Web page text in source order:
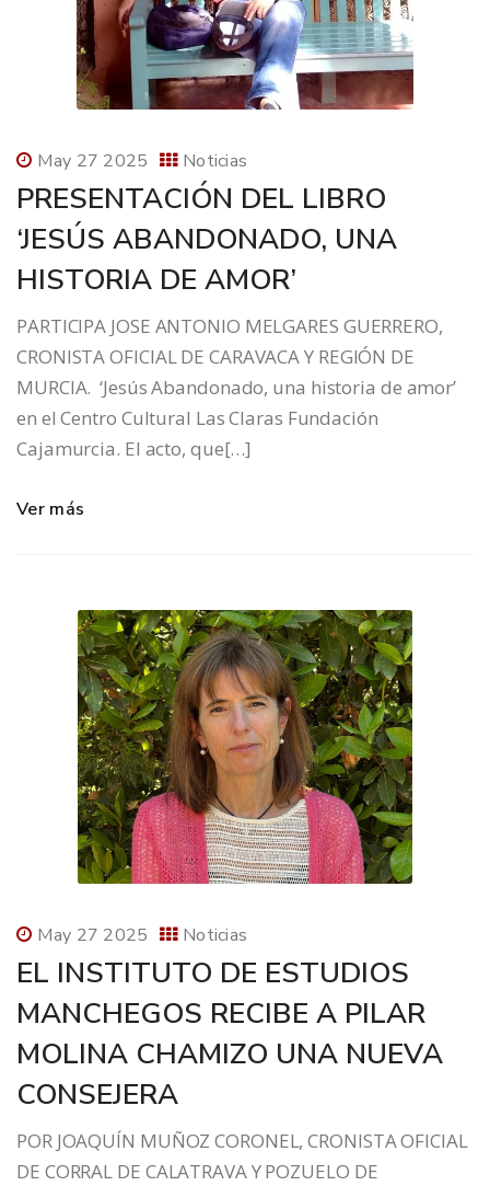
May 27 2025 Noticias
PRESENTACIÓN DEL LIBRO
‘JESÚS ABANDONADO, UNA
HISTORIA DE AMOR’
PARTICIPA JOSE ANTONIO MELGARES GUERRERO,
CRONISTA OFICIAL DE CARAVACA Y REGIÓN DE
MURCIA. ‘Jesús Abandonado, una historia de amor’
en el Centro Cultural Las Claras Fundación
Cajamurcia. El acto, que[…]
Ver más
May 27 2025 Noticias
EL INSTITUTO DE ESTUDIOS
MANCHEGOS RECIBE A PILAR
MOLINA CHAMIZO UNA NUEVA
CONSEJERA
POR JOAQUÍN MUÑOZ CORONEL, CRONISTA OFICIAL
DE CORRAL DE CALATRAVA Y POZUELO DE